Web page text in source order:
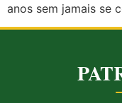
anos sem jamais se